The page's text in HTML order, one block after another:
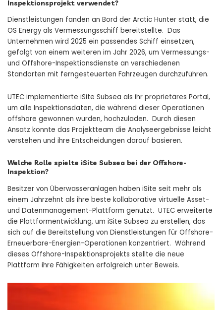
Inspektionsprojekt verwendet?
Dienstleistungen fanden an Bord der Arctic Hunter statt, die
OS Energy als Vermessungsschiff bereitstellte. Das
Unternehmen wird 2025 ein passendes Schiff einsetzen,
gefolgt von einem weiteren im Jahr 2026, um Vermessungs-
und Offshore-Inspektionsdienste an verschiedenen
Standorten mit ferngesteuerten Fahrzeugen durchzuführen.
UTEC implementierte iSite Subsea als ihr proprietäres Portal,
um alle Inspektionsdaten, die während dieser Operationen
offshore gewonnen wurden, hochzuladen. Durch diesen
Ansatz konnte das Projektteam die Analyseergebnisse leicht
verstehen und ihre Entscheidungen darauf basieren.
Welche Rolle spielte iSite Subsea bei der Offshore-
Inspektion?
Besitzer von Überwasseranlagen haben iSite seit mehr als
einem Jahrzehnt als ihre beste kollaborative virtuelle Asset-
und Datenmanagement-Plattform genutzt. UTEC erweiterte
die Plattformentwicklung, um iSite Subsea zu erstellen, das
sich auf die Bereitstellung von Dienstleistungen für Offshore-
Erneuerbare-Energien-Operationen konzentriert. Während
dieses Offshore-Inspektionsprojekts stellte die neue
Plattform ihre Fähigkeiten erfolgreich unter Beweis.